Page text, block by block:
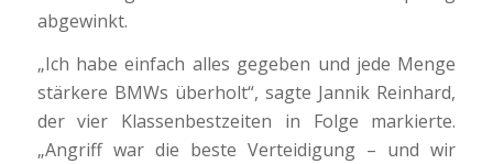
abgewinkt.
„Ich habe einfach alles gegeben und jede Menge
stärkere BMWs überholt“, sagte Jannik Reinhard,
der vier Klassenbestzeiten in Folge markierte.
„Angriff war die beste Verteidigung – und wir